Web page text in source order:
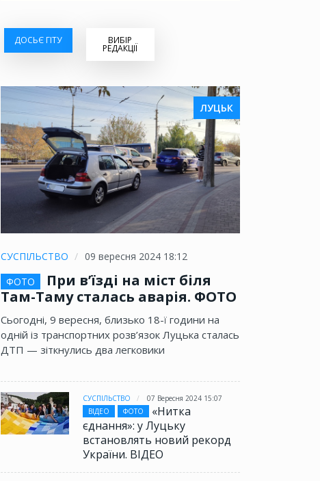
ДОСЬЄ ГІТУ ВИБІР
РЕДАКЦІЇ
ЛУЦЬК
СУСПІЛЬСТВО
09 вересня 2024 18:12
ФОТО
При в’їзді на міст біля
Там-Таму сталась аварія. ФОТО
Сьогодні, 9 вересня, близько 18-ї години на
одній із транспортних розв’язок Луцька сталась
ДТП — зіткнулись два легковики
СУСПІЛЬСТВО
07 Вересня 2024 15:07
ВІДЕО
ФОТО
«Нитка
єднання»: у Луцьку
встановлять новий рекорд
України. ВІДЕО